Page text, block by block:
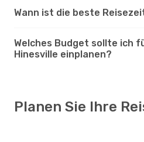
Wann ist die beste
Welches Budget sollte ich
Hinesville einplanen?
Planen Sie Ihre